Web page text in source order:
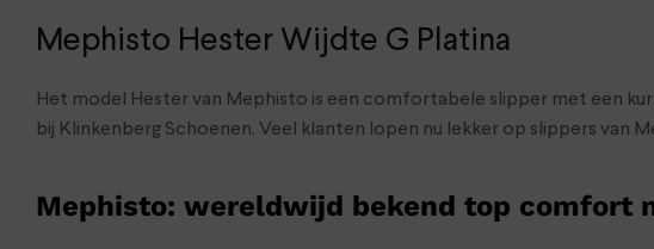
Mephisto Hester Wijdte G Platina
Het model Hester van Mephisto is een comfortabele slipper met een
bij Klinkenberg Schoenen. Veel klanten lopen nu lekker op slippers van
Mephisto: wereldwijd bekend top comfort